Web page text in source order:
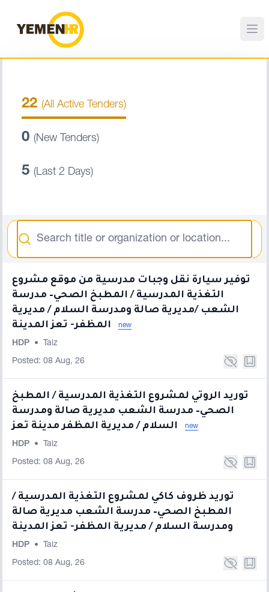
22 (All Active Tenders)
0 (New Tenders)
5 (Last 2 Days)
توفير سيارة نقل وجبات مدرسية من موقع مشروع
التغذية المدرسية / المطبخ الصحي– مدرسة
الشعب /مديرية صالة ومدرسة السلام / مديرية
new
HDP • Taiz
Posted: 08 Aug, 26
توريد الروتي لمشروع التغذية المدرسية / المطبخ
الصحي– مدرسة الشعب مديرية صالة ومدرسة
new
HDP • Taiz
Posted: 08 Aug, 26
توريد ظروف كاكي لمشروع التغذية المدرسية /
المطبخ الصحي– مدرسة الشعب مديرية صالة
ومدرسة السلام / مديرية المظفر- تعز المدينة
HDP • Taiz
Posted: 08 Aug, 26